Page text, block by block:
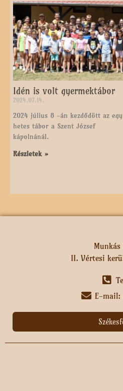
Idén is volt gyermektábor
2024.07.14.
2024 július 8 -án kezdődött az egy
hetes tábor a Szent József
kápolnánál.
Részletek »
II. Vértesi
E-mail: